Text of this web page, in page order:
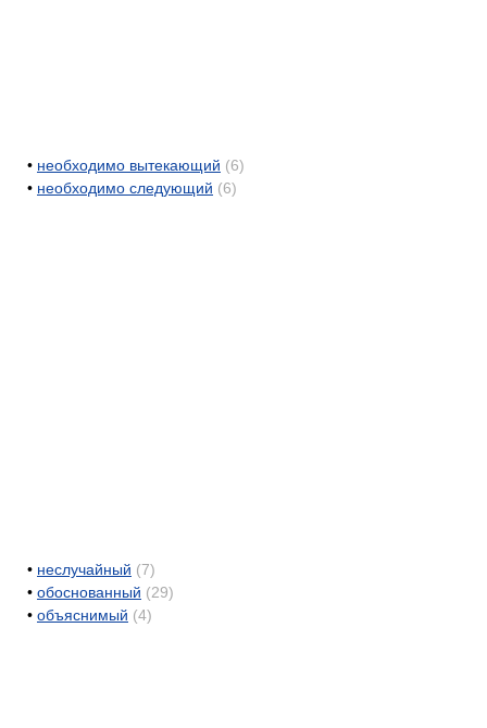
• необходимо вытекающий (6)
• необходимо следующий (6)
• неслучайный (7)
• обоснованный (29)
• объяснимый (4)